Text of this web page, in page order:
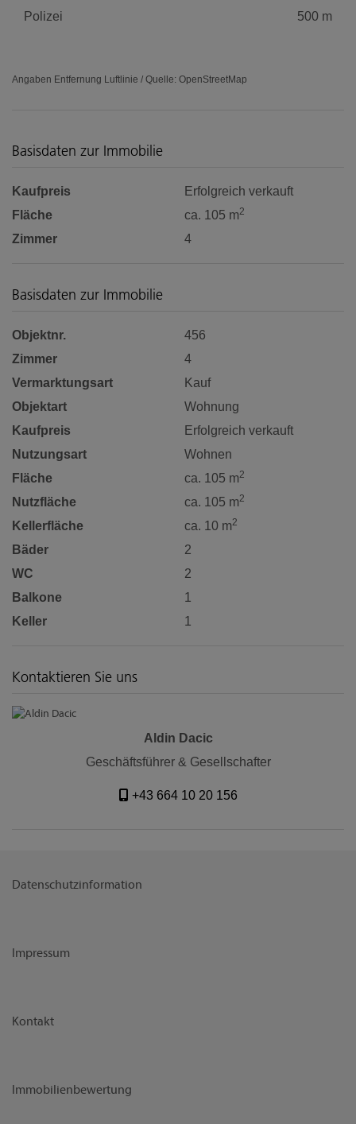
Polizei
500 m
Angaben Entfernung Luftlinie / Quelle: OpenStreetMap
Basisdaten zur Immobilie
Kaufpreis
Erfolgreich verkauft
Fläche
ca. 105 m2
Zimmer 4
Basisdaten zur Immobilie
Objektnr.
456
Zimmer
4
Vermarktungsart
Kauf
Objektart
Wohnung
Kaufpreis
Erfolgreich verkauft
Nutzungsart
Wohnen
Fläche
ca. 105 m2
Nutzfläche ca. 105 m2
Kellerfläche ca. 10 m2
Bäder
2
WC
2
Balkone
1
Keller
1
Kontaktieren Sie uns
Aldin Dacic
Geschäftsführer & Gesellschafter
+43 664 10 20 156
Datenschutzinformation
Impressum
Kontakt
Immobilienbewertung